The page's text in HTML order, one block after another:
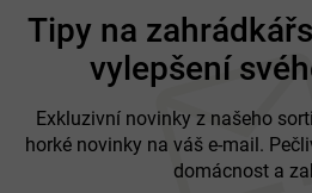
í
p
r
k
y
v
ý
Tipy na
vylepšení
Exkluzivní novinky z našeho
horké novinky na váš e-mail.
domácnost a